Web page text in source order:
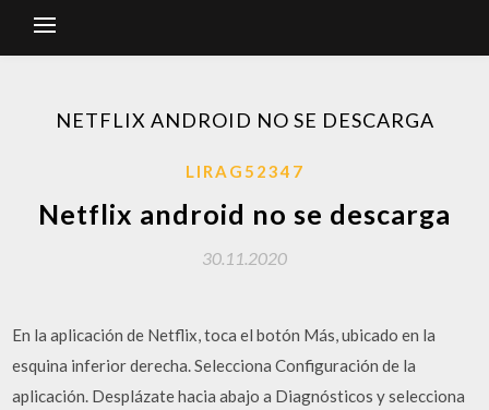
NETFLIX ANDROID NO SE DESCARGA
LIRAG52347
Netflix android no se descarga
30.11.2020
En la aplicación de Netflix, toca el botón Más, ubicado en la
esquina inferior derecha. Selecciona Configuración de la
aplicación. Desplázate hacia abajo a Diagnósticos y selecciona